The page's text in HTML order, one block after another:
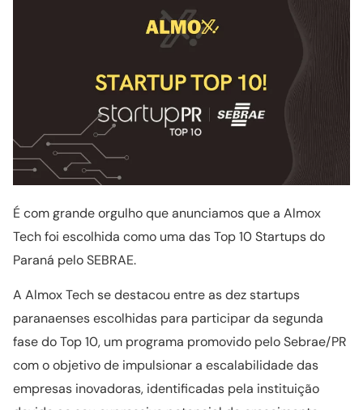
É com grande orgulho que anunciamos que a Almox
Tech foi escolhida como uma das Top 10 Startups do
Paraná pelo SEBRAE.
A Almox Tech se destacou entre as dez startups
paranaenses escolhidas para participar da segunda
fase do Top 10, um programa promovido pelo Sebrae/PR
com o objetivo de impulsionar a escalabilidade das
empresas inovadoras, identificadas pela instituição